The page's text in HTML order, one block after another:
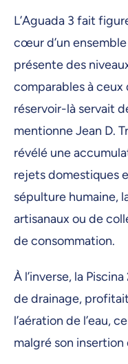
L’Aguada 3 fait
cœur d’un
présente des
comparables à ceux
réservoir-là servait
mentionne Jean D.
révélé une
rejets domestiques
sépulture humaine,
artisanaux ou de
de consommation.
À l’inverse, la
de drainage,
l’aération de l’eau,
malgré son insertion